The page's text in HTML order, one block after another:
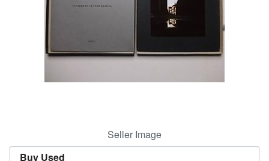
Textbooks
Start Selling
Seller Image
Buy Used